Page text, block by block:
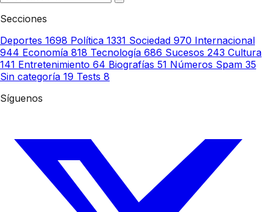
Secciones
Deportes 1698 Política 1331 Sociedad 970 Internacional
944 Economía 818 Tecnología 686 Sucesos 243 Cultura
141 Entretenimiento 64 Biografías 51 Números Spam 35
Sin categoría 19 Tests 8
Síguenos